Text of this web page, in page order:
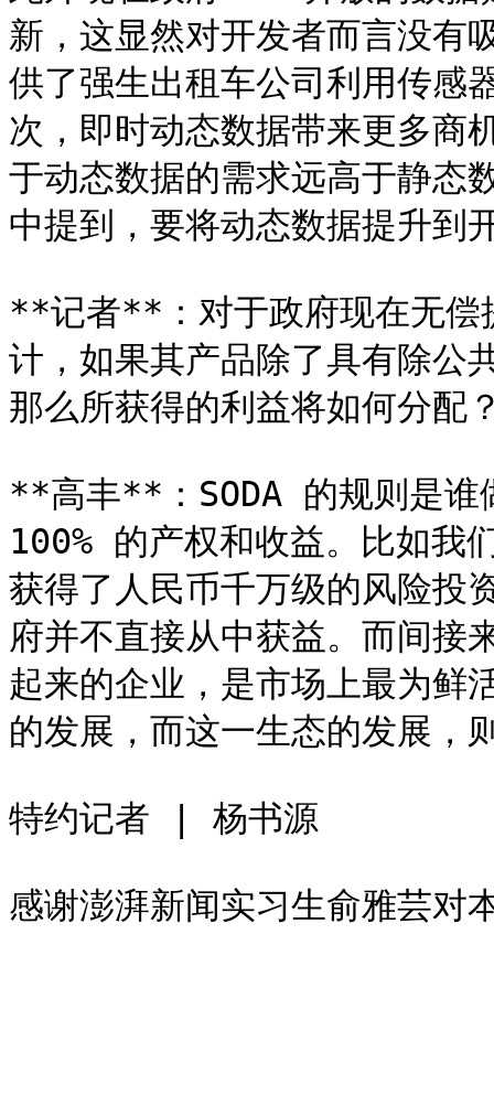
新，这显然对开发者而言没有
供了强生出租车公司利用传感
次，即时动态数据带来更多商
于动态数据的需求远高于静态
中提到，要将动态数据提升到
**记者**：对于政府现在无偿
计，如果其产品除了具有除公
那么所获得的利益将如何分配
**高丰**：SODA 的规则是谁
100% 的产权和收益。比如我
获得了人民币千万级的风险投
府并不直接从中获益。而间接
起来的企业，是市场上最为鲜
的发展，而这一生态的发展，
特约记者 | 杨书源